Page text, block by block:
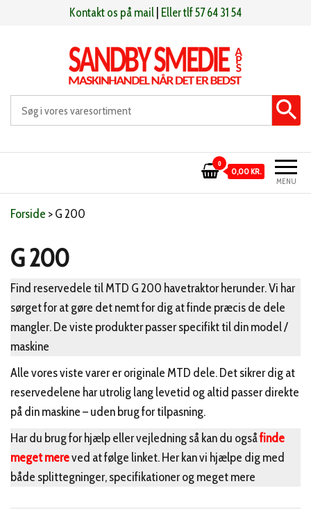
Kontakt os på mail Eller tlf 57 64 31 54
Sandby smeden Maskinhandel når det er bedst
MENU
0
0,00 KR.
Forside >G 200
G 200
Find reservedele til MTD G 200 havetraktor herunder. Vi har
sørget for at gøre det nemt for dig at finde præcis de dele
mangler. De viste produkter passer specifikt til din model /
maskine
Alle vores viste varer er originale MTD dele. Det sikrer dig at
reservedelene har utrolig lang levetid og altid passer direkte
på din maskine – uden brug for tilpasning.
Har du brug for hjælp eller vejledning så kan du ogsåfinde
meget mereved at følge linket. Her kan vi hjælpe dig med
både splittegninger, specifikationer og meget mere